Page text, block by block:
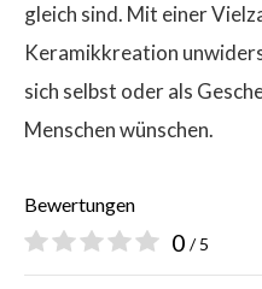
gleich sind. Mit einer
Keramikkreation
sich selbst oder als
Menschen wünschen.
Bewertungen
0 / 5